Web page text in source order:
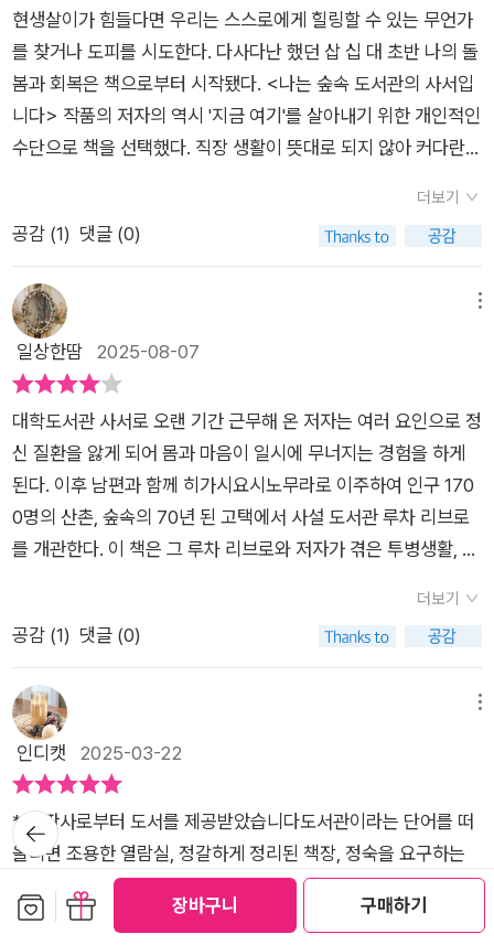
장바구니 구매하기
책을 읽어보고 싶다 생각하는 사람 있을까. 나한테 말하지 않아
도. 루차 리브로에서는 포스트잇이 붙은 책을 빌려주고 그걸 읽은
사람이 또 붙이기도 한단다. 그런 것도 괜찮아 보인다.희선☆
― 책은 ‘창문’ 같다고 늘 생각합니다. 문이 아닌 창문. 손잡이를
돌리면 곧장 다른 세계로 나갈 수 있는 장치는 아니지만, 창문이
세계의 부드러운 바람과 강렬한 햇빛, 비에 젖은 흙냄새, 나무와
꽃이 있는 선명한 풍경을 방으로 불러들입니다. 그런 점에서 책은
시간과 공간을 뛰어넘어 다채로운 풍경과 바람, 그리고 빛을 데려
와주는 멋진 창문입니다. (23쪽)
자 그대로 '불완전한 사서'라고 생각하기도 한다. 스스로도 과제
를 껴안은 채로 다른 사람의 과제를 도와주고 있는 것이니 말이
다. 실제로 약을 먹고 자는 탓에 개관 시간이 임박해서 눈을 뜨거
나 머릿속이 뒤죽박죽이 되어 정신없을 때도 있다고 한다. 하지만
방문객들이 저자를 도와주고, 일이 감당이 되지 않아 폭발할 지경
일 때는 '청소 좀 도와주세요'하고 SNS에 호소하는 식으로 운영
해왔다. 2022년에만 736명이나 되는 손님이 루차 리브로를 찾
고 저자는 말한다. 어릴 적부터 책의 세계에서 살아온 사서의 에
세이답게 《한밤중 톰의 정원에서》 같은 어린이 고전부터 역사 문
헌까지 여러 도서를 풍부하게 인용하고 있어 넓은 독서를 가능하
게 해주며, 책이 말하고자 하는 바를 지금 우리의 문제와 연결해
고민하게 하는 깊은 독서로 이끌어준다는 점도 이 책의 매력이다.
저자에게 책이란 '여러 가지 풍경을 보여주고 바람을 실어 날아주
는 창문'이다. 책을 창문에 비유한 것에 공감한다면, 책을 다른 세
계를 경험해본 적이 있다는 뜻일 것이다. 저자는 거기서 한 걸음
더 나아가 누군가 건네준 책을 통해 등 뒤에서 창문이 열리는 듯
소통하는 것이 어떤 의미인지 고스란히 보여주는 것이 아닐까 생
각한다. 살아내기 어려운 상황을 살아내기 위해 책을 읽으며 버텨
온 저자의 진심을 만나보자.
래된 창문을 열어 일상이란 원래 어떤 것인지... 파악하기 위해 노
력해야 한다는 것을 깨달았습니다.'책을 그만큼이나 읽어도 이게
어렵다. 오래된 창문을 여는 일, 나를 둘러싼 공기를 다시 느끼는
일. 하긴 이 책을 통해 그걸 알았으니 어쩌면 다행일지도.단 하나
의 삶밖에 살지 못하는 우리에게는 다른 풍경을 보여줄 창문이 필
사람, 다른 삶을 들여다본다. 세상을 더 잘 알기 위해서가 아니라,
내가 아직 살아 있음을 확인하기 위해서다. 저자는 책을 읽는 일
을 '숨구멍'이라 표현한다. 꽉 막힌 공간에 작은 빛이 새어 들어오
는 순간, 우리는 다시 살아갈 힘을 얻는다. 나도 그랬다. 루차 리
브로를 직접 방문하지 않아도, 이 책을 읽는 동안 나는 그 숲속의
공기를 들이마시고 있었다.책을 덮고 나서 한동안 아무 일도 하지
젠가 읽겠다고 쌓아둔 책, 다시 펼쳐야 할 책들. 그 사이로 들어오
는 오후의 햇살이 마치 도서관의 창문 같았다. 내가 잊고 있던 질
문들이 고요히 떠올랐다. 나는 언제 창문을 닫았을까. 나는 얼마
나 많은 비정상을 일상이라 부르며 살아왔을까.이 책은 거창한 해
답을 내놓지 않는다. 대신 사서의 목소리로 조용히 말한다. '괜찮
아요, 우리 모두 조금씩 모른 채 살아가도' 그 말이 어쩐지 큰 위로
로 남았다. 책은 문이자 창문이다. 그리고 그 문을 열 때마다 우리
다. 함께 책에 대해서 그리고 책을 읽는 우리에 대해 이야기하면
우리도 서로 연결될 테니까.
현생살이가 힘들다면 우리는 스스로에게 힐링할 수 있는 무언가
를 찾거나 도피를 시도한다. 다사다난 했던 삽 십 대 초반 나의 돌
봄과 회복은 책으로부터 시작됐다. <나는 숲속 도서관의 사서입
니다> 작품의 저자의 역시 '지금 여기'를 살아내기 위한 개인적인
수단으로 책을 선택했다. 직장 생활이 뜻대로 되지 않아 커다란
후 자살시도로 이어져 석 달 반 동안 입원해야 할 만큼 다친다. 이
후 70년쯤에 지어진 오래된 집을 일부를 개방해 사설 도서관 '루
대한 고찰과 풍경 애서가로서의 저자의 모습을 보여준다. 루차 리
브로는 개인 장서를 사람들에게 개방해 열람과 대출 서비스를 제
공한다. 규칙을 게시하며 사설 도서관을 편하게 관리하는 것보다
남편은 장서를 읽으면서 사고의 흔적들을 포스트잇을 붙이며 기
록하는 습관이 있는데, 그 습관은 이내 누군가를 불러들이는 일이
되기도 한다. 저자는 루차 리브로의 활동을 통해 알게 된 사람들
의 말에 위로를 받고, 자신 또한 삶을 어려움을 마주하고 있는 누
군가를 위해 그 곁을 지켜줄 수 있는 책을 소개해 주며 선한 영향
력을 키워나간다.​저자는 책을 지금의 방과는 다른 세계를 느낄 수
있는 '창문' 같다고 표현한다. 어린 시절부터 책이라는 창문에 빠
리>작품을 통해 저마다 자신의 시간과 운명을 살아간다는 것을
이해하며 현실을 순응하게 된다. 지인들에게 책을 선물해 본 적은
많지만 막상 나는 정작 책을 선물받아본 적이 없다. (출판사에서
보내주는 것은 제외) 이렇듯 일본인과 한국인의 독서량 차이는
엄청나고 사회적으로 독서의 문화가 형성되어 있는 것과 없는 것
에 따른 부산물을 생각해 본다. ​번역도 잘 되어 있어서 매끈하게
잘 읽힌다. 작품에 소개된 도서들 중 단 한 권도 읽어본 적이 없기
에 부지런히 읽어야겠다는 생각이 들었다.
더보기
공감 (1) 댓글 (0)
일상한땀 2025-08-07
대학도서관 사서로 오랜 기간 근무해 온 저자는 여러 요인으로 정
신 질환을 앓게 되어 몸과 마음이 일시에 무너지는 경험을 하게
된다. 이후 남편과 함께 히가시요시노무라로 이주하여 인구 170
0명의 산촌, 숲속의 70년 된 고택에서 사설 도서관 루차 리브로
를 개관한다. 이 책은 그 루차 리브로와 저자가 겪은 투병생활, 독
서전에서 거의 마지막에 구입한 책이었는데 얇아도 빨리 읽히는
책은 아니었다. 독서와 책을 치유의 방법으로 이용하는 저자가 낡
은 고택을 도서관으로 만들면서 만나게 된 사람들, 투병생활의 경
험, 좋아하는 책 안에서 깨달은 것들에 대해 자분자분 꺼내놓는
이야기들을 따라가다 보면 고개가 끄덕여지고 같이 읽고 싶은 책
이 쌓여가는 경험을 하게 된다. 왠지 이런 일들이 그 애를 가장 괴
들었습니다. 어째서 몸이 아파 고통스러운 사람이 자신이 내는 조
그만 소음이나 목소리까지 신경 쓰면서 고통을 자기 안에만 담아
두려고 애써야 하는 걸까요? 그 애가 반사적으로 '죄송해요'라고
말하게 만들어온 사회가 그 애의 고통을 유발하고 있었습니다. 그
더보기
공감 (1) 댓글 (0)
인디캣 2025-03-22
* 출판사로부터 도서를 제공받았습니다도서관이라는 단어를 떠
올리면 조용한 열람실, 정갈하게 정리된 책장, 정숙을 요구하는
분위기가 연상됩니다. 그런데 이곳, 일본의 '루차 리브로'는 독특
한 공간입니다. 이곳은 단순한 서가가 아니라, 치유와 회복이 이
뒤로가
기